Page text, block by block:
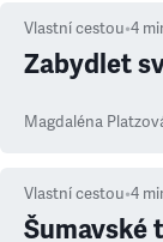
Vlastní cestou•4
Zabydlet
Magdaléna
Vlastní cestou•4
Šumavské